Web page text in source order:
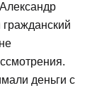
деньги с